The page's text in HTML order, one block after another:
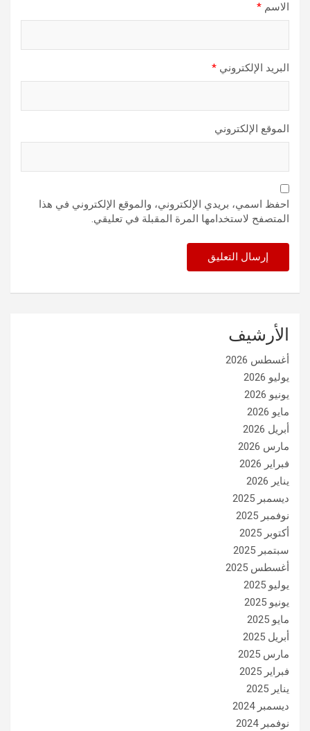
الاسم *
البريد الإلكتروني *
الموقع الإلكتروني
احفظ اسمي، بريدي الإلكتروني، والموقع الإلكتروني في هذا
المتصفح لاستخدامها المرة المقبلة في تعليقي.
الأرشيف
أغسطس 2026
يوليو 2026
يونيو 2026
مايو 2026
أبريل 2026
مارس 2026
فبراير 2026
يناير 2026
ديسمبر 2025
نوفمبر 2025
أكتوبر 2025
سبتمبر 2025
أغسطس 2025
يوليو 2025
يونيو 2025
مايو 2025
أبريل 2025
مارس 2025
فبراير 2025
يناير 2025
ديسمبر 2024
نوفمبر 2024